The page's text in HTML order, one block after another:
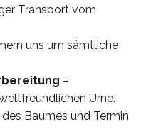
Transport vom
uns um sämtliche
–
Urne.
Baumes und Termin